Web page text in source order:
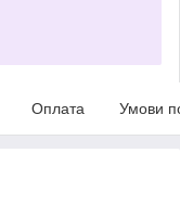
Оплата Умови